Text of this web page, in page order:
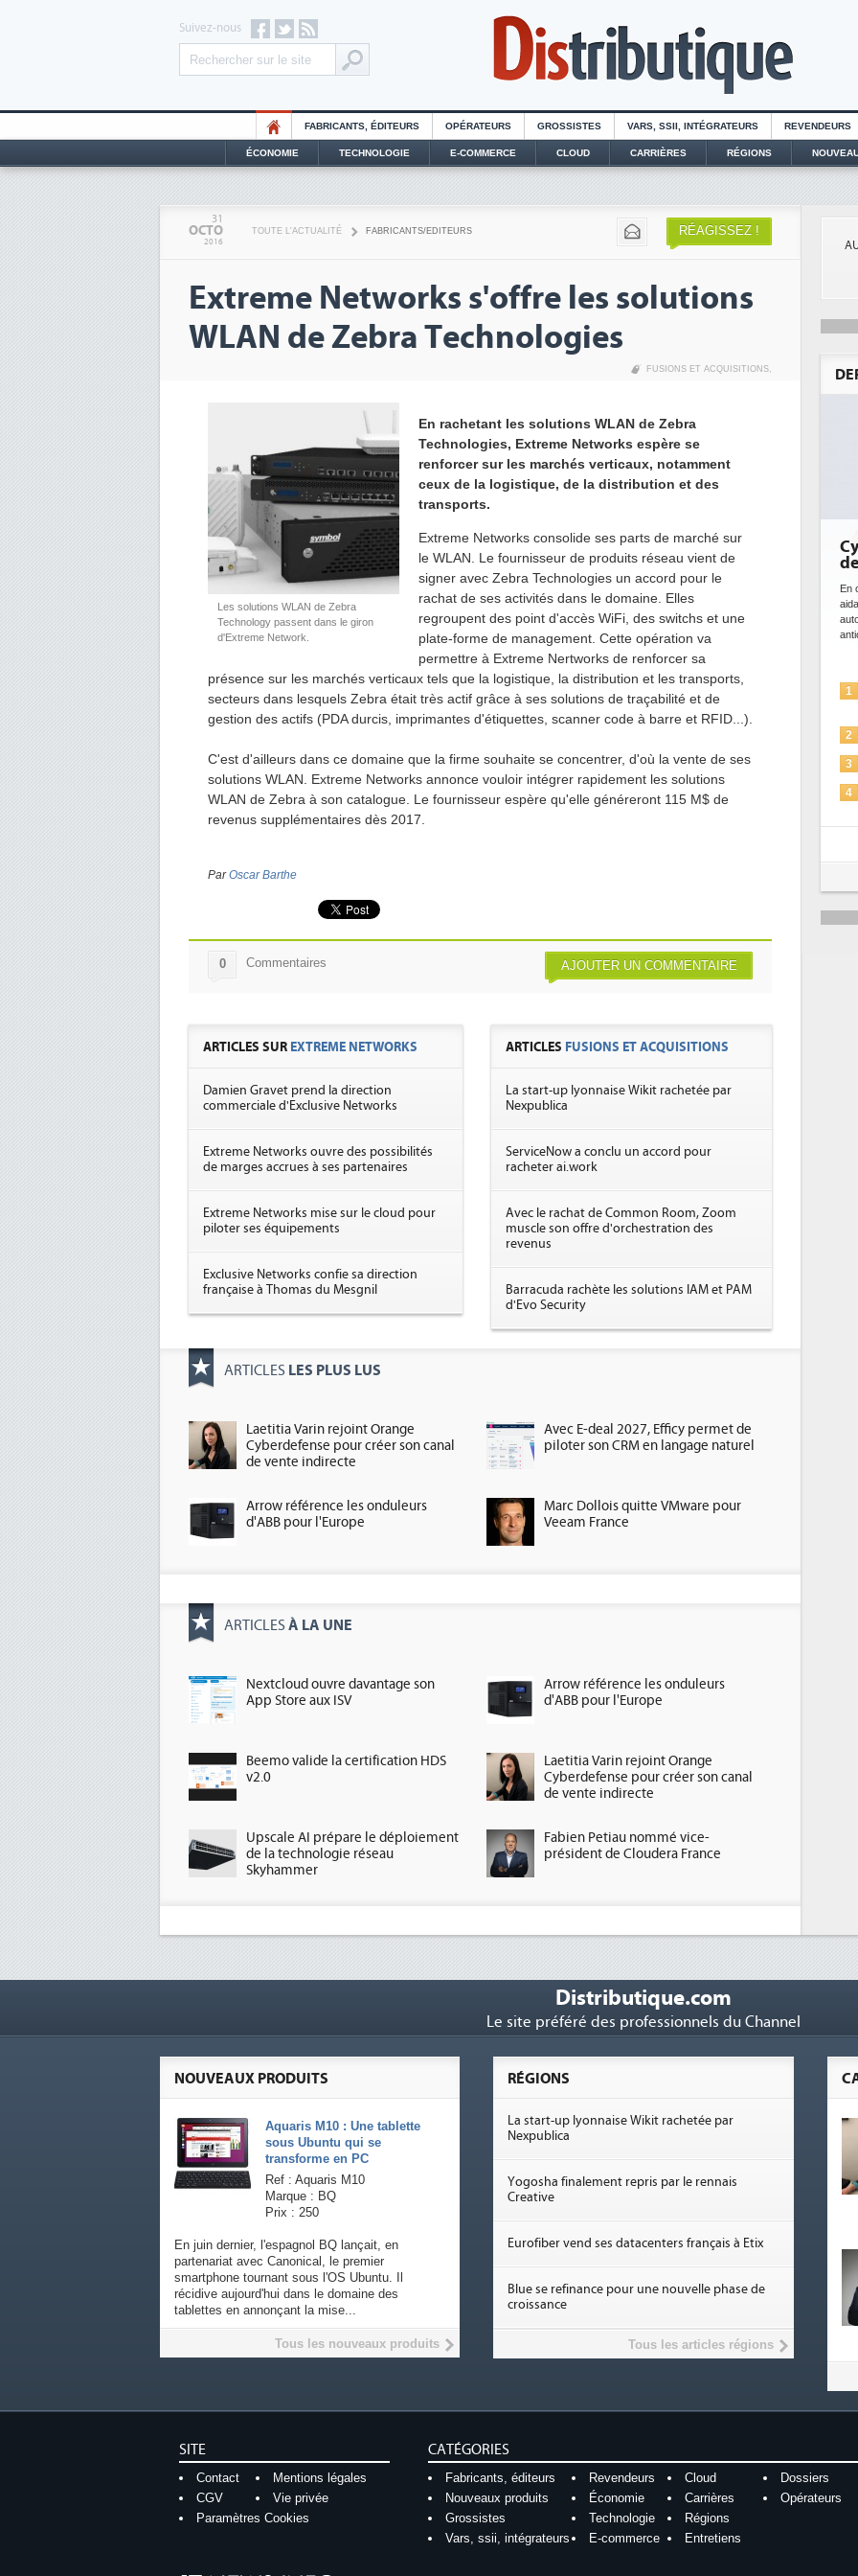
Suivez-nous
FABRICANTS, ÉDITEURS OPÉRATEURS GROSSISTES VARS, SSII, INTÉGRATEURS REVENDEURS
ÉCONOMIE TECHNOLOGIE E-COMMERCE CLOUD CARRIÈRES RÉGIONS
31
OCTO
2016
TOUTE L'ACTUALITÉ FABRICANTS/EDITEURS RÉAGISSEZ !
Extreme Networks s'offre les solutions
WLAN de Zebra Technologies
FUSIONS ET ACQUISITIONS,
Les solutions WLAN de Zebra
Technology passent dans le giron
d'Extreme Network.
En rachetant les solutions WLAN de Zebra
Technologies, Extreme Networks espère se
renforcer sur les marchés verticaux, notamment
ceux de la logistique, de la distribution et des
transports.
Extreme Networks consolide ses parts de marché sur
le WLAN. Le fournisseur de produits réseau vient de
signer avec Zebra Technologies un accord pour le
rachat de ses activités dans le domaine. Elles
regroupent des point d'accès WiFi, des switchs et une
plate-forme de management. Cette opération va
permettre à Extreme Nertworks de renforcer sa
présence sur les marchés verticaux tels que la logistique, la distribution et les transports,
secteurs dans lesquels Zebra était très actif grâce à ses solutions de traçabilité et de
gestion des actifs (PDA durcis, imprimantes d'étiquettes, scanner code à barre et RFID...).
C'est d'ailleurs dans ce domaine que la firme souhaite se concentrer, d'où la vente de ses
solutions WLAN. Extreme Networks annonce vouloir intégrer rapidement les solutions
WLAN de Zebra à son catalogue. Le fournisseur espère qu'elle généreront 115 M$ de
revenus supplémentaires dès 2017.
ParOscar Barthe
AJOUTER UN COMMENTAIRE
0 Commentaires
ARTICLES SUR EXTREME NETWORKS
Damien Gravet prend la direction
commerciale d'Exclusive Networks
Extreme Networks ouvre des possibilités
de marges accrues à ses partenaires
Extreme Networks mise sur le cloud pour
piloter ses équipements
Exclusive Networks confie sa direction
française à Thomas du Mesgnil
ARTICLES FUSIONS ET ACQUISITIONS
La start-up lyonnaise Wikit rachetée par
Nexpublica
ServiceNow a conclu un accord pour
racheter ai.work
Avec le rachat de Common Room, Zoom
muscle son offre d'orchestration des
revenus
Barracuda rachète les solutions IAM et PAM
d'Evo Security
ARTICLES LES PLUS LUS
Laetitia Varin rejoint Orange
Cyberdefense pour créer son canal
de vente indirecte
Avec E-deal 2027, Efficy permet de
piloter son CRM en langage naturel
Arrow référence les onduleurs
d'ABB pour l'Europe
Marc Dollois quitte VMware pour
Veeam France
ARTICLES À LA UNE
Nextcloud ouvre davantage son
App Store aux ISV
Arrow référence les onduleurs
d'ABB pour l'Europe
Beemo valide la certification HDS
v2.0
Laetitia Varin rejoint Orange
Cyberdefense pour créer son canal
de vente indirecte
Upscale AI prépare le déploiement
de la technologie réseau
Skyhammer
Fabien Petiau nommé vice-
président de Cloudera France
En
1
2
3
4
Distributique.com
Le site préféré des professionnels du Channel
NOUVEAUX PRODUITS
Aquaris M10 : Une tablette
sous Ubuntu qui se
transforme en PC
Ref : Aquaris M10
Marque : BQ
Prix : 250
En juin dernier, l'espagnol BQ lançait, en
partenariat avec Canonical, le premier
smartphone tournant sous l'OS Ubuntu. Il
récidive aujourd'hui dans le domaine des
tablettes en annonçant la mise...
Tous les nouveaux produits
RÉGIONS
La start-up lyonnaise Wikit rachetée par
Nexpublica
Yogosha finalement repris par le rennais
Creative
Eurofiber vend ses datacenters français à Etix
Blue se refinance pour une nouvelle phase de
croissance
Tous les articles régions
SITE
Contact
Mentions légales
CGV
Vie privée
Paramètres Cookies
CATÉGORIES
Fabricants, éditeurs Revendeurs Cloud
Dossiers
Nouveaux produits
Économie Carrières
Opérateurs
Grossistes
Technologie
Régions
Vars, ssii, intégrateurs
E-commerce Entretiens